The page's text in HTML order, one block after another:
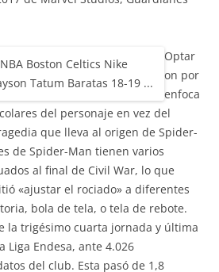
Optar
on por
enfoca
del personaje en vez del
que lleva al origen de Spider-
de Spider-Man tienen varios
al final de Civil War, lo que
«ajustar el rociado» a diferentes
bola de tela, o tela de rebote.
la trigésimo cuarta jornada y última
Liga Endesa, ante 4.026
del club. Esta pasó de 1,8